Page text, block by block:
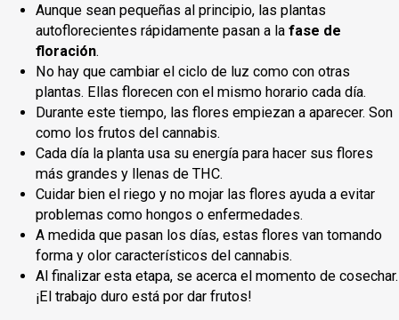
Aunque sean pequeñas al principio, las plantas
autoflorecientes rápidamente pasan a la fase de
floración.
No hay que cambiar el ciclo de luz como con otras
plantas. Ellas florecen con el mismo horario cada día.
Durante este tiempo, las flores empiezan a aparecer. Son
como los frutos del cannabis.
Cada día la planta usa su energía para hacer sus flores
más grandes y llenas de THC.
Cuidar bien el riego y no mojar las flores ayuda a evitar
problemas como hongos o enfermedades.
A medida que pasan los días, estas flores van tomando
forma y olor característicos del cannabis.
Al finalizar esta etapa, se acerca el momento de cosechar.
¡El trabajo duro está por dar frutos!